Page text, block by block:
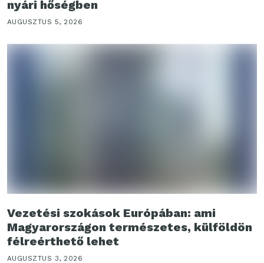
nyári hőségben
AUGUSZTUS 5, 2026
Vezetési szokások Európában: ami
Magyarországon természetes, külföldön
félreérthető lehet
AUGUSZTUS 3, 2026